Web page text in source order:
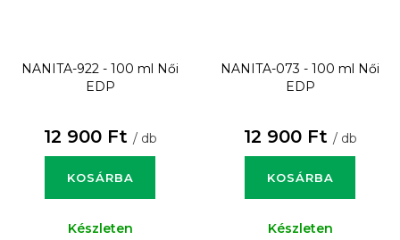
NANITA-922 - 100 ml
Női
EDP
12 900 Ft / db
KOSÁRBA
Készleten
NANITA-073 - 100 ml
Női
EDP
12 900 Ft / db
KOSÁRBA
Készleten